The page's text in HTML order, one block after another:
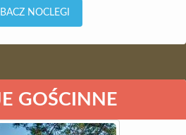
NOCLEGI
GOŚCINNE